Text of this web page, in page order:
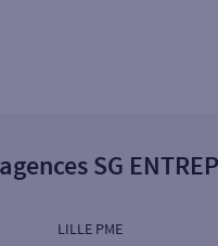
SG
LILLE PME